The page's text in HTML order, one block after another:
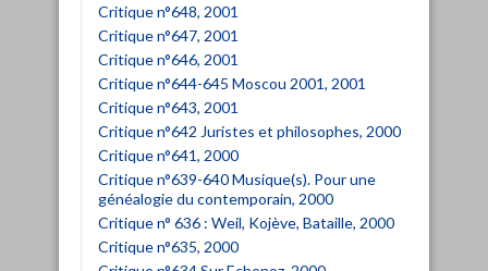
Critique n°648, 2001
Critique n°647, 2001
Critique n°646, 2001
Critique n°644-645 Moscou 2001, 2001
Critique n°643, 2001
Critique n°642 Juristes et philosophes, 2000
Critique n°641, 2000
Critique n°639-640 Musique(s). Pour une
généalogie du contemporain, 2000
Critique n° 636 : Weil, Kojève, Bataille, 2000
Critique n°635, 2000